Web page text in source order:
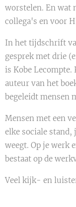
worstelen. En wat
collega's en voor
In het tijdschrift
gesprek met drie
is Kobe
auteur van het
begeleidt mensen
Mensen met een
elke sociale stand,
weegt. Op je werk
bestaat op de
Veel kijk- en